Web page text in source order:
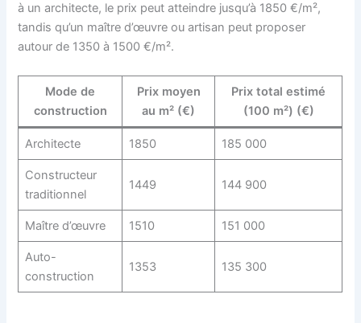
à un architecte, le prix peut atteindre jusqu’à 1850 €/m²,
tandis qu’un maître d’œuvre ou artisan peut proposer
autour de 1350 à 1500 €/m².
Mode de
construction
Prix moyen
au m² (€)
Prix total estimé
(100 m²) (€)
Architecte 1850 185 000
Constructeur
traditionnel
1449 144 900
Maître d’œuvre 1510 151 000
Auto-
construction
1353 135 300